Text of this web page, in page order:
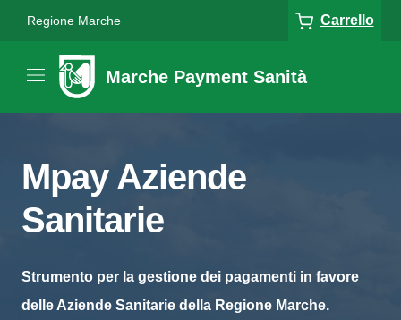
Regione Marche Carrello
Marche Payment Sanità
Mpay Aziende
Sanitarie
Strumento per la gestione dei pagamenti in favore
delle Aziende Sanitarie della Regione Marche.